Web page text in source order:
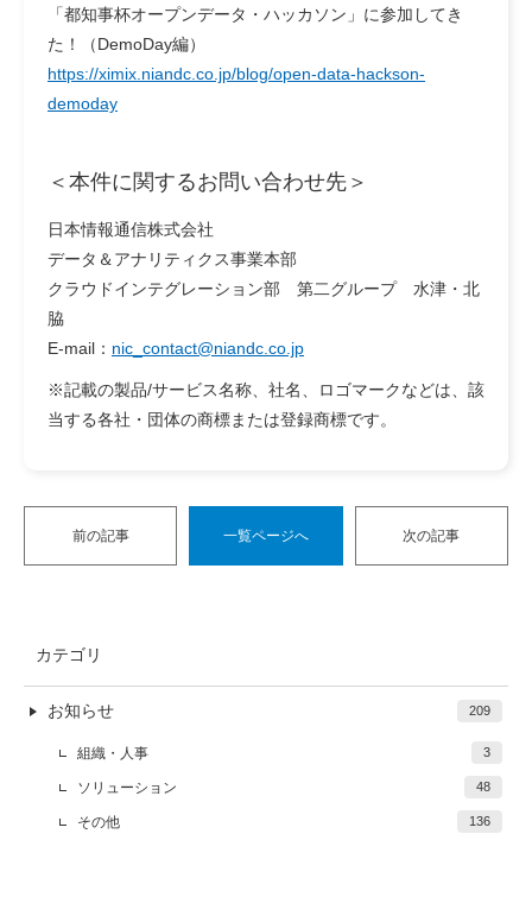
「都知事杯オープンデータ・ハッカソン」に参加してき
た！（DemoDay編）
https://ximix.niandc.co.jp/blog/open-data-hackson-
demoday
＜本件に関するお問い合わせ先＞
日本情報通信株式会社
データ＆アナリティクス事業本部
クラウドインテグレーション部 第二グループ 水津・北
脇
E-mail： nic_contact@niandc.co.jp
※記載の製品/サービス名称、社名、ロゴマークなどは、該
当する各社・団体の商標または登録商標です。
前の記事 一覧ページへ 次の記事
カテゴリ
お知らせ 209
組織・人事 3
ソリューション 48
その他 136